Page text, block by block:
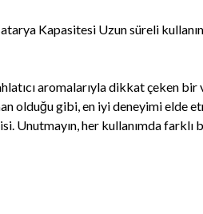
Kapasitesi Uzun süreli
aromalarıyla dikkat çeken bir
olduğu gibi, en iyi deneyimi elde
Unutmayın, her kullanımda farklı